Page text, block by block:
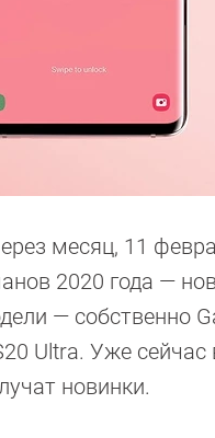
месяц, 11
2020 года —
— собственно
Ultra. Уже сейчас
новинки.